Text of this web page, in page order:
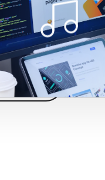
com equipamentos